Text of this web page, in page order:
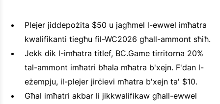
Plejer jiddepożita $50 u jagħmel l-ewwel imħatra
kwalifikanti tiegħu fil-WC2026 għall-ammont sħiħ.
Jekk dik l-imħatra titlef, BC.Game tirritorna 20%
tal-ammont imħatri bħala mħatra b'xejn. F'dan l-
eżempju, il-plejer jirċievi mħatra b'xejn ta' $10.
Għal imħatri akbar li jikkwalifikaw għall-ewwel